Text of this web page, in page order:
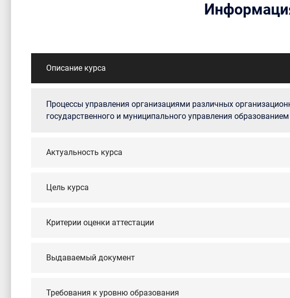
Описание курса
Процессы управления организациями различных
государственного и муниципального управления
Актуальность курса
Цель курса
Критерии оценки аттестации
Выдаваемый документ
Требования к уровню образования